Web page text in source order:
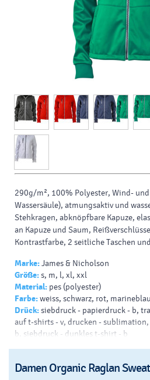
290g/m², 100% Polyester, Wind-
Wassersäule), atmungsaktiv und
Stehkragen, abknöpfbare Kapuze,
an Kapuze und Saum,
Kontrastfarbe, 2 seitliche Taschen
Marke:James & Nicholson
Größe:s, m, l, xl, xxl
Material: pes (polyester)
Farbe:weiss, schwarz, rot,
Drück:siebdruck - papierdruck - b,
auf t-shirts - v, drucken -
b, siebdruck - dunkles t-shirt - b
Damen Organic Raglan